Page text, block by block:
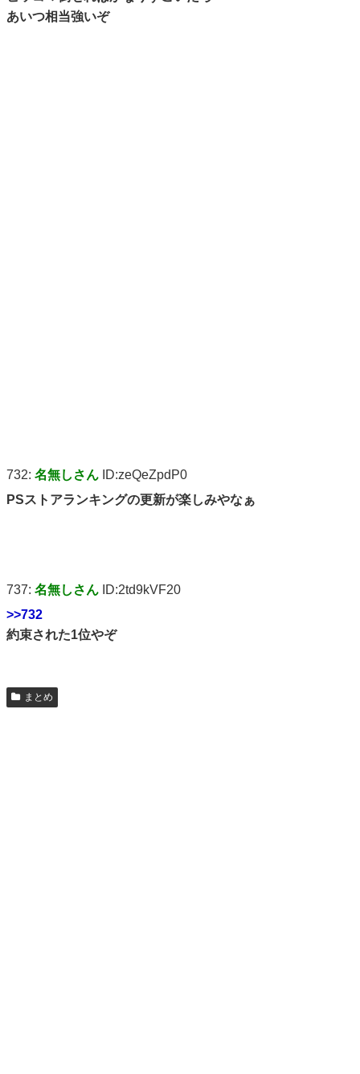
あいつ相当強いぞ
732: 名無しさん ID:zeQeZpdP0
PSストアランキングの更新が楽しみやなぁ
737: 名無しさん ID:2td9kVF20
>>732
約束された1位やぞ
まとめ